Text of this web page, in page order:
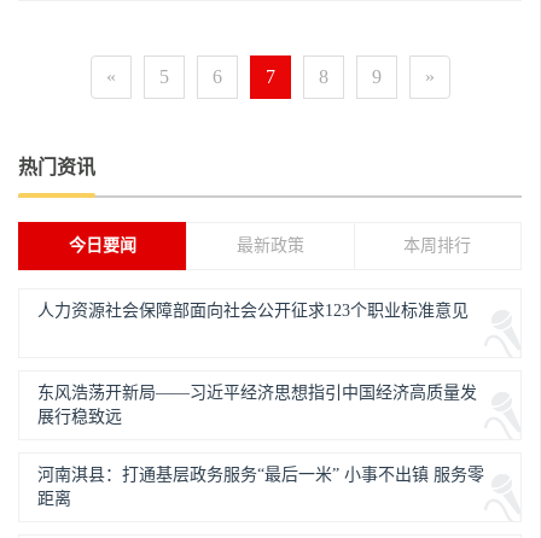
« 5 6 7 8 9 »
热门资讯
今日要闻 最新政策 本周排行
人力资源社会保障部面向社会公开征求123个职业标准意见
东风浩荡开新局——习近平经济思想指引中国经济高质量发
展行稳致远
河南淇县：打通基层政务服务“最后一米” 小事不出镇 服务零
距离